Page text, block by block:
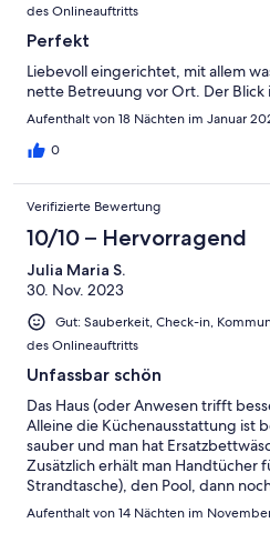
des Onlineauftritts
Perfekt
Liebevoll eingerichtet, mit allem
nette Betreuung vor Ort. Der Blick
Aufenthalt von 18 Nächten im Januar
0
Verifizierte Bewertung
10/10 – Hervorragend
Julia Maria S.
30. Nov. 2023
Gut: Sauberkeit, Check-in,
des Onlineauftritts
Unfassbar schön
Das Haus (oder Anwesen trifft
Alleine die Küchenausstattung ist
sauber und man hat
Zusätzlich erhält man Handtücher
Strandtasche), den Pool, dann
(zusätzlich zu den reichlich
Aufenthalt von 14 Nächten im